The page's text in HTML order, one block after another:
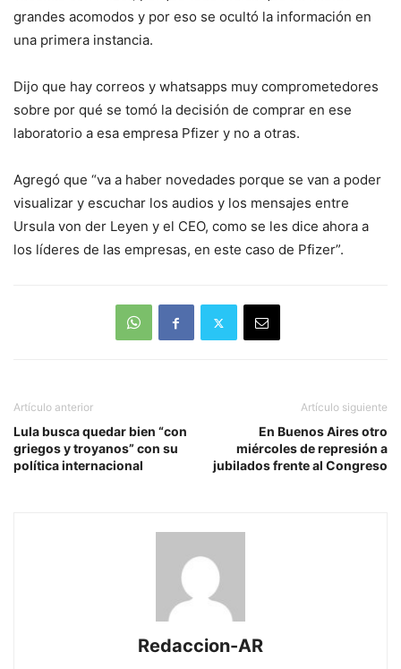
grandes acomodos y por eso se ocultó la información en
una primera instancia.
Dijo que hay correos y whatsapps muy comprometedores
sobre por qué se tomó la decisión de comprar en ese
laboratorio a esa empresa Pfizer y no a otras.
Agregó que “va a haber novedades porque se van a poder
visualizar y escuchar los audios y los mensajes entre
Ursula von der Leyen y el CEO, como se les dice ahora a
los líderes de las empresas, en este caso de Pfizer”.
Artículo anterior
Lula busca quedar bien “con
griegos y troyanos” con su
política internacional
Artículo siguiente
En Buenos Aires otro
miércoles de represión a
jubilados frente al Congreso
Redaccion-AR